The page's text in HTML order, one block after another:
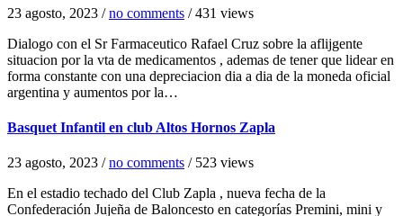
23 agosto, 2023 / no comments /431 views
Dialogo con el Sr Farmaceutico Rafael Cruz sobre la aflijgente
situacion por la vta de medicamentos , ademas de tener que lidear en
forma constante con una depreciacion dia a dia de la moneda oficial
argentina y aumentos por la…
Basquet Infantil en club Altos Hornos Zapla
23 agosto, 2023 / no comments /523 views
En el estadio techado del Club Zapla , nueva fecha de la
Confederación Jujeña de Baloncesto en categorías Premini, mini y